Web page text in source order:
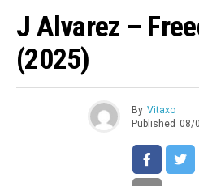
J Alvarez –
(2025)
By Vitaxo
Published 08/